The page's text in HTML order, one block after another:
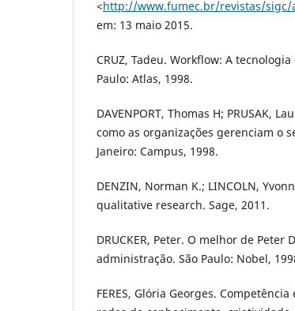
<http://www.fumec.br/revistas/
em: 13 maio 2015.
CRUZ, Tadeu. Workflow: A
Paulo: Atlas, 1998.
DAVENPORT, Thomas H; PRUSAK,
como as organizações gerenciam o
Janeiro: Campus, 1998.
DENZIN, Norman K.; LINCOLN,
qualitative research. Sage, 2011.
DRUCKER, Peter. O melhor de Peter
administração. São Paulo: Nobel,
FERES, Glória Georges.